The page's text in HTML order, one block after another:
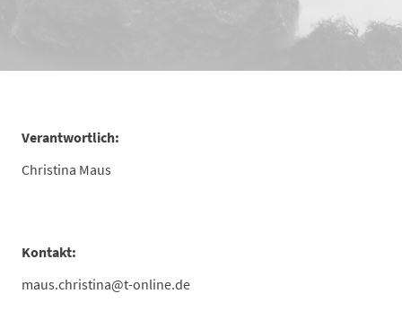
Verantwortlich:
Christina Maus
Kontakt:
maus.christina@t-online.de